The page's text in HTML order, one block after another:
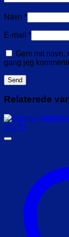
Navn *
E-mail *
Gem mit
gang jeg
Relaterede